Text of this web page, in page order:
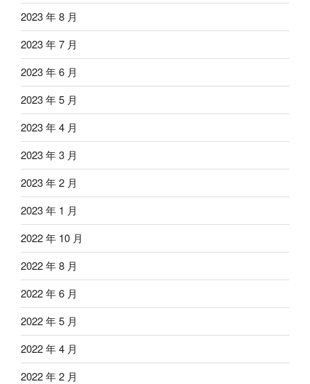
2023 年 8 月
2023 年 7 月
2023 年 6 月
2023 年 5 月
2023 年 4 月
2023 年 3 月
2023 年 2 月
2023 年 1 月
2022 年 10 月
2022 年 8 月
2022 年 6 月
2022 年 5 月
2022 年 4 月
2022 年 2 月